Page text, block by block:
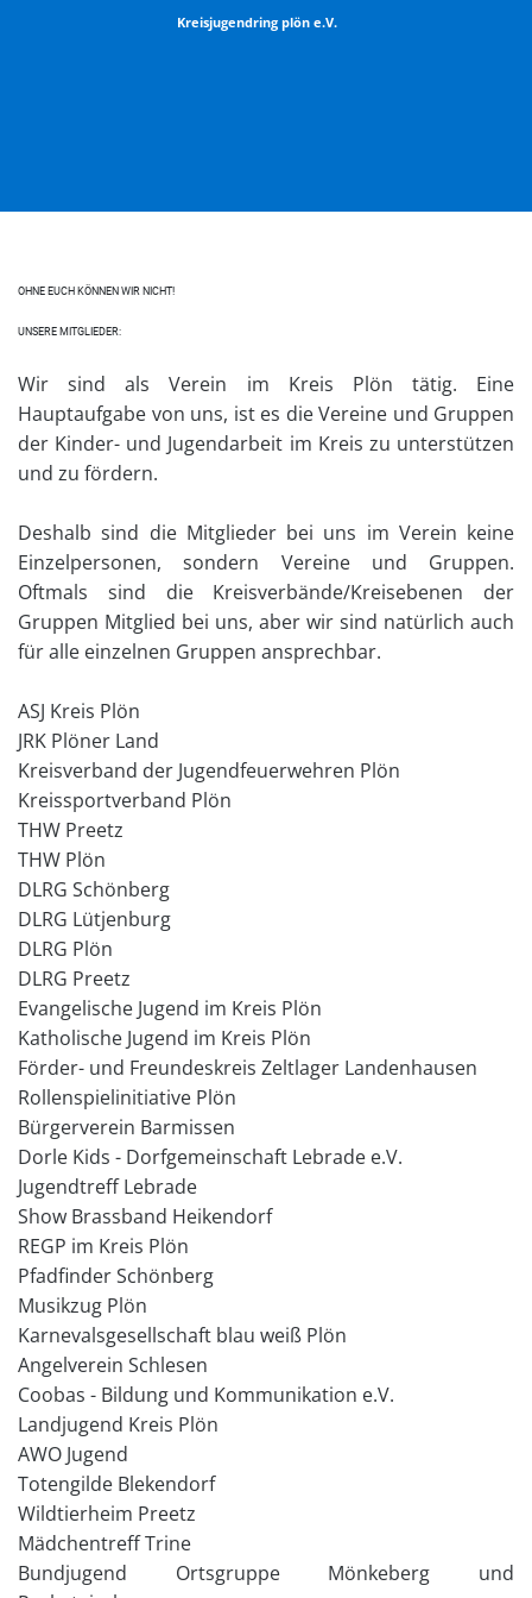
Kreisjugendring plön e.V.
OHNE EUCH KÖNNEN WIR NICHT!
UNSERE MITGLIEDER:
Wir sind als Verein im Kreis Plön tätig. Eine
Hauptaufgabe von uns, ist es die Vereine und Gruppen
der Kinder- und Jugendarbeit im Kreis zu unterstützen
und zu fördern.
Deshalb sind die Mitglieder bei uns im Verein keine
Einzelpersonen, sondern Vereine und Gruppen.
Oftmals sind die Kreisverbände/Kreisebenen der
Gruppen Mitglied bei uns, aber wir sind natürlich auch
für alle einzelnen Gruppen ansprechbar.
ASJ Kreis Plön
JRK Plöner Land
Kreisverband der Jugendfeuerwehren Plön
Kreissportverband Plön
THW Preetz
THW Plön
DLRG Schönberg
DLRG Lütjenburg
DLRG Plön
DLRG Preetz
Evangelische Jugend im Kreis Plön
Katholische Jugend im Kreis Plön
Förder- und Freundeskreis Zeltlager Landenhausen
Rollenspielinitiative Plön
Bürgerverein Barmissen
Dorle Kids - Dorfgemeinschaft Lebrade e.V.
Jugendtreff Lebrade
Show Brassband Heikendorf
REGP im Kreis Plön
Pfadfinder Schönberg
Musikzug Plön
Karnevalsgesellschaft blau weiß Plön
Angelverein Schlesen
Coobas - Bildung und Kommunikation e.V.
Landjugend Kreis Plön
AWO Jugend
Totengilde Blekendorf
Wildtierheim Preetz
Mädchentreff Trine
Bundjugend Ortsgruppe Mönkeberg und